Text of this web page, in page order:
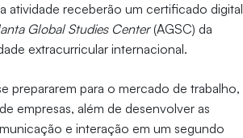
atividade receberão um certificado digital
Global Studies Center(AGSC) da
extracurricular internacional.
prepararem para o mercado de trabalho,
empresas, além de desenvolver as
e interação em um segundo